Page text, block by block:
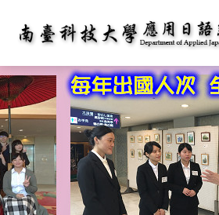
:::